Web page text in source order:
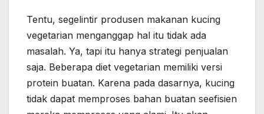
Tentu, segelintir produsen makanan kucing
vegetarian menganggap hal itu tidak ada
masalah. Ya, tapi itu hanya strategi penjualan
saja. Beberapa diet vegetarian memiliki versi
protein buatan. Karena pada dasarnya, kucing
tidak dapat memproses bahan buatan seefisien